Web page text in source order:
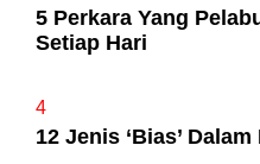
5 Perkara Yang
Setiap Hari
4
12 Jenis ‘Bias’